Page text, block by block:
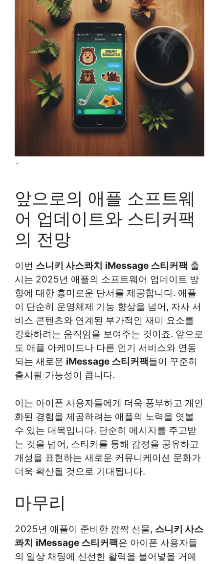
`
앞으로의 애플 소프트웨
어 업데이트와 스티커팩
의 전망
이번 스니키 사스콰치 iMessage 스티커팩 출
시는 2025년 애플의 소프트웨어 업데이트 방
향에 대한 흥미로운 단서를 제공합니다. 애플
이 단순히 운영체제 기능 향상을 넘어, 자사 서
비스 콘텐츠와 연계된 부가적인 재미 요소를
강화하려는 움직임을 보여주는 것이죠. 앞으로
도 애플 아케이드나 다른 인기 서비스와 연동
되는 새로운 iMessage 스티커팩들이 꾸준히
출시될 가능성이 큽니다.
이는 아이폰 사용자들에게 더욱 풍부하고 개인
화된 경험을 제공하려는 애플의 노력을 엿볼
수 있는 대목입니다. 단순히 메시지를 주고받
는 것을 넘어, 스티커를 통해 감정을 공유하고
개성을 표현하는 새로운 커뮤니케이션 문화가
더욱 확산될 것으로 기대됩니다.
마무리
2025년 애플이 준비한 깜짝 선물, 스니키 사스
콰치 iMessage 스티커팩은 아이폰 사용자들
의 일상 채팅에 신선한 활력을 불어넣을 거예